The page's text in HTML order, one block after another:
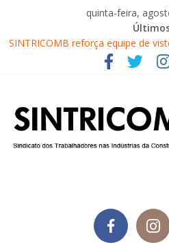
quinta-feira,
SINTRICOMB reforça equipe de
segurança do trabalho
Conselho Fiscal do SINTRICOMB
Diretores do SINTRICOMB são
Central Sindical de SC
Equipe do Sintricomb faz reunião
Sintricomb participa do